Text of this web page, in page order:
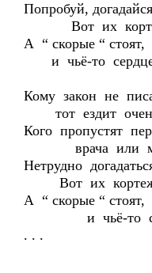
Попробуй,
Вот их кортеж
А “ скорые “ стоят,
и чьё-то сердце
Кому закон не
тот ездит
Кого пропустят
врача или
Нетрудно
Вот их кортеж
А “ скорые “ стоят,
и чьё-то
. . .